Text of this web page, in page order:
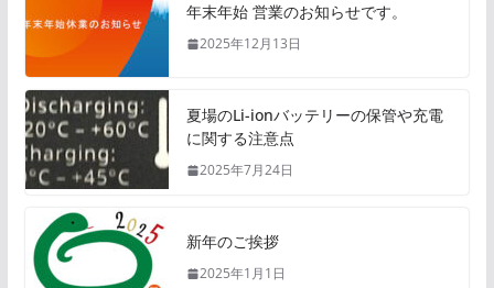
年末年始 営業のお知らせです。
2025年12月13日
夏場のLi-ionバッテリーの保管や充電
に関する注意点
2025年7月24日
新年のご挨拶
2025年1月1日